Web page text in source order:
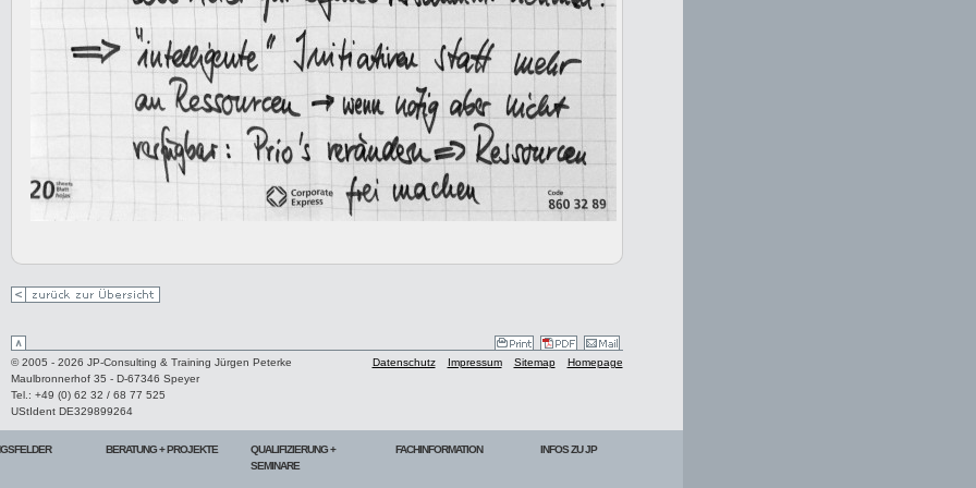
Datenschutz Impressum Sitemap Homepage
© 2005 - 2026 JP-Consulting & Training Jürgen Peterke
Maulbronnerhof 35 - D-67346 Speyer
Tel.: +49 (0) 62 32 / 68 77 525
UStIdent DE329899264
BERATUNG + PROJEKTE
QUALIFIZIERUNG +
SEMINARE
FACHINFORMATION INFOS ZU JP